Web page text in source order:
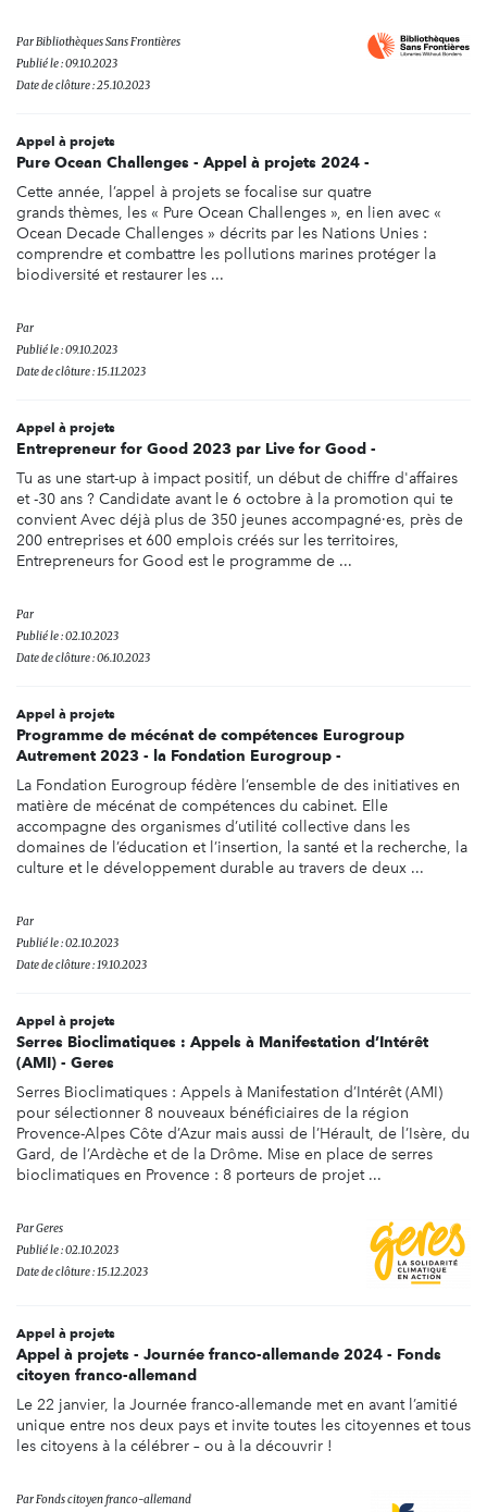
ParBibliothèques Sans Frontières
Publié le : 09.10.2023
Date de clôture : 25.10.2023
Appel à projets
Pure Ocean Challenges - Appel à projets 2024 -
Cette année, l’appel à projets se focalise sur quatre
grands thèmes, les « Pure Ocean Challenges », en lien avec «
Ocean Decade Challenges » décrits par les Nations Unies :
comprendre et combattre les pollutions marines protéger la
biodiversité et restaurer les ...
Par
Publié le : 09.10.2023
Date de clôture : 15.11.2023
Appel à projets
Entrepreneur for Good 2023 par Live for Good -
Tu as une start-up à impact positif, un début de chiffre d'affaires
et -30 ans ? Candidate avant le 6 octobre à la promotion qui te
convient Avec déjà plus de 350 jeunes accompagné·es, près de
200 entreprises et 600 emplois créés sur les territoires,
Entrepreneurs for Good est le programme de ...
Par
Publié le : 02.10.2023
Date de clôture : 06.10.2023
Appel à projets
Programme de mécénat de compétences Eurogroup
Autrement 2023 - la Fondation Eurogroup -
La Fondation Eurogroup fédère l’ensemble de des initiatives en
matière de mécénat de compétences du cabinet. Elle
accompagne des organismes d’utilité collective dans les
domaines de l’éducation et l’insertion, la santé et la recherche, la
culture et le développement durable au travers de deux ...
Par
Publié le : 02.10.2023
Date de clôture : 19.10.2023
Appel à projets
Serres Bioclimatiques : Appels à Manifestation d’Intérêt
(AMI) - Geres
Serres Bioclimatiques : Appels à Manifestation d’Intérêt (AMI)
pour sélectionner 8 nouveaux bénéficiaires de la région
Provence-Alpes Côte d’Azur mais aussi de l’Hérault, de l’Isère, du
Gard, de l’Ardèche et de la Drôme. Mise en place de serres
bioclimatiques en Provence : 8 porteurs de projet ...
ParGeres
Publié le : 02.10.2023
Date de clôture : 15.12.2023
Appel à projets
Appel à projets - Journée franco-allemande 2024 - Fonds
citoyen franco-allemand
Le 22 janvier, la Journée franco-allemande met en avant l’amitié
unique entre nos deux pays et invite toutes les citoyennes et tous
les citoyens à la célébrer – ou à la découvrir !
ParFonds citoyen franco-allemand